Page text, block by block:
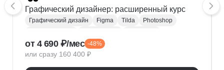
Графический дизайнер: расширенный курс
Графический дизайн Figma Tilda
Photoshop
Иллюстрация
Скетчинг
Adobe Animate
Cinema 4D
Дизайн логотипов
Дизайн упаковки
от 4 690 ₽/мес -48%
или сразу 160 400 ₽